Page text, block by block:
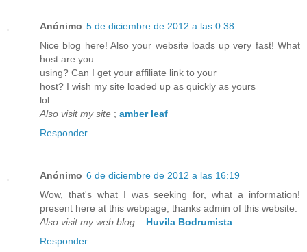
Anónimo 5 de diciembre de 2012 a las 0:38
Nice blog here! Also your website loads up very fast! What
host are you
using? Can I get your affiliate link to your
host? I wish my site loaded up as quickly as yours
lol
Also visit my site ; amber leaf
Responder
Anónimo 6 de diciembre de 2012 a las 16:19
Wow, that's what I was seeking for, what a information!
present here at this webpage, thanks admin of this website.
Also visit my web blog :: Huvila Bodrumista
Responder